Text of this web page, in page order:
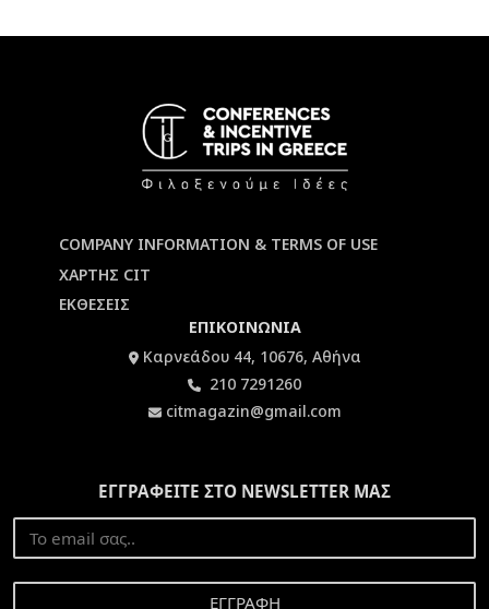
COMPANY INFORMATION & TERMS OF USE
ΧΑΡΤΗΣ CIT
ΕΚΘΕΣΕΙΣ
ΕΠΙΚΟΙΝΩΝΙΑ
Καρνεάδου 44, 10676, Αθήνα
210 7291260
citmagazin@gmail.com
ΕΓΓΡΑΦΕΙΤΕ ΣΤΟ NEWSLETTER ΜΑΣ